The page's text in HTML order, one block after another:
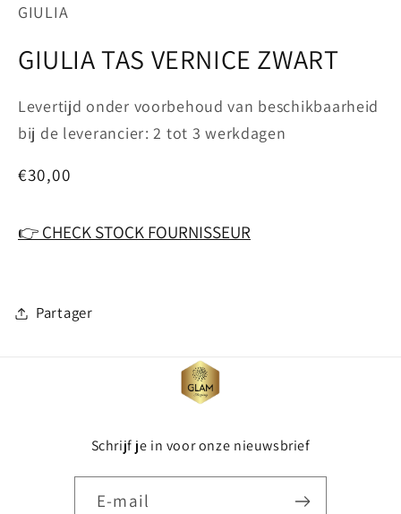
in
modaal
GIULIA
GIULIA TAS VERNICE ZWART
Levertijd onder voorbehoud van beschikbaarheid
bij de leverancier: 2 tot 3 werkdagen
Normale
€30,00
👉 CHECK STOCK FOURNISSEUR
Partager
Schrijf je in voor onze nieuwsbrief
E‑mail